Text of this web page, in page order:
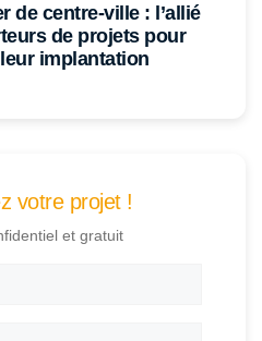
de centre-ville : l’allié
de projets pour
implantation
votre projet !
et gratuit